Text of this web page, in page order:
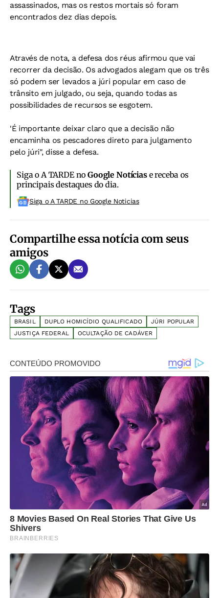
assassinados, mas os restos mortais só foram
encontrados dez dias depois.
Através de nota, a defesa dos réus afirmou que vai
recorrer da decisão. Os advogados alegam que os três
só podem ser levados a júri popular em caso de
trânsito em julgado, ou seja, quando todas as
possibilidades de recursos se esgotem.
'É importante deixar claro que a decisão não
encaminha os pescadores direto para julgamento
pelo júri", disse a defesa.
Siga o A TARDE noGoogle Notíciase receba os
principais destaques do dia.
Siga o A TARDE no Google Noticias
Compartilhe essa notícia com seus
amigos
Tags
BRASIL DUPLO HOMICÍDIO QUALIFICADO
JÚRI POPULAR
JUSTIÇA FEDERAL
OCULTAÇÃO DE CADÁVER